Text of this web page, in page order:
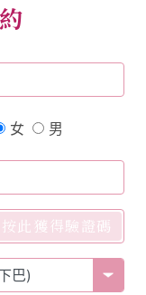
女 男
按此獲得驗證碼